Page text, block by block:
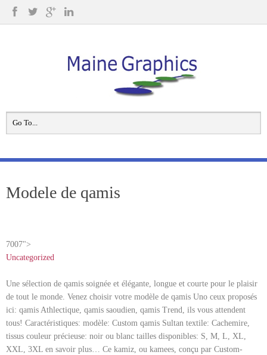
Modele de qamis
7007">
Uncategorized
Une sélection de qamis soignée et élégante, longue et courte pour le plaisir
de tout le monde. Venez choisir votre modèle de qamis Uno ceux proposés
ici: qamis Athlectique, qamis saoudien, qamis Trend, ils vous attendent
tous! Caractéristiques: modèle: Custom qamis Sultan textile: Cachemire,
tissus couleur précieuse: noir ou blanc tailles disponibles: S, M, L, XL,
XXL, 3XL en savoir plus… Ce kamiz, ou kamees, conçu par Custom-